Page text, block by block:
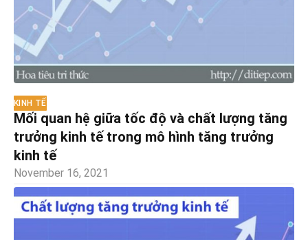
KINH TẾ
Mối quan hệ giữa tốc độ và chất lượng tăng
trưởng kinh tế trong mô hình tăng trưởng
kinh tế
November 16, 2021